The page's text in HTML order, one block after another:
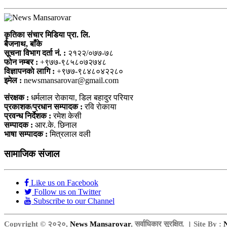
कृतिका संचार मिडिया प्रा. लि.
बैजनाथ, बाँके
सूचना विभाग दर्ता नं. : २१२२/०७७-७८
फोन नम्बर : +९७७-९८५८०७२७४८
विज्ञापनकाे लागि : +९७७-९८४८०४२२८०
इमेल : newsmansarovar@gmail.com
संरक्षक : धर्मलाल राेकाया, डिल बहादुर परियार
प्रकाशक/प्रधान सम्पादक : रवि राेकाया
प्रवन्ध निर्देशक : रमेश केसी
सम्पादक : आर.के. छिनाल
भाषा सम्पादक : मित्रलाल वली
सामाजिक संजाल
Like us on Facebook
Follow us on Twitter
Subscribe to our Channel
Copyright © २०२०, News Mansarovar, सर्वाधिकार सुरक्षित. । Site By :